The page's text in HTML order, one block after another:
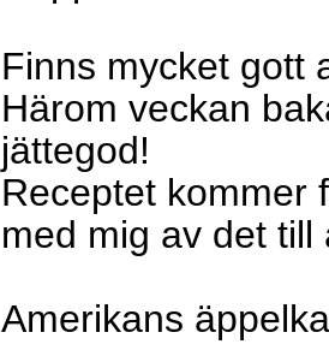
Finns mycket gott
Härom veckan
jättegod!
Receptet kommer
med mig av det
Amerikans